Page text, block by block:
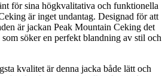
för sina högkvalitativa och funktionella
är inget undantag. Designad för att
är jackan Peak Mountain Ceking det
söker en perfekt blandning av stil och
kvalitet är denna jacka både lätt och